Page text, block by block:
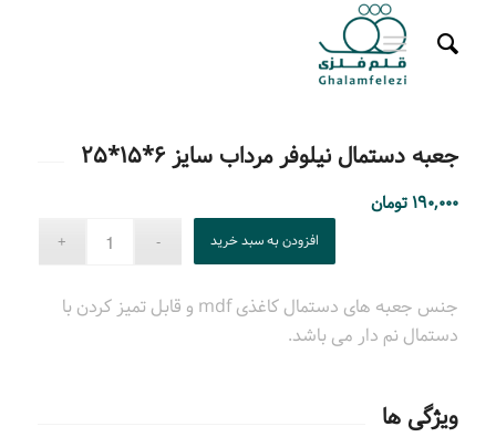
جعبه دستمال نیلوفر مرداب سایز ۶*۱۵*۲۵
۱۹۰,۰۰۰ تومان
افزودن به سبد خرید
جنس جعبه های دستمال کاغذی mdf و قابل تمیز کردن با
دستمال نم دار می باشد.
ویژگی ها